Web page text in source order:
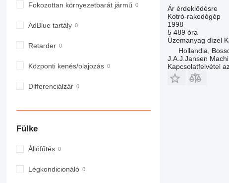
Fokozottan környezetbarát jármű
AdBlue tartály
Retarder
Központi kenés/olajozás
Differenciálzár
Fülke
Állófűtés
Légkondicionáló
Ár érdeklődésre
Kotró-rakodógép
1998
5 489 óra
Üzemanyag dízel
Hollandia,
J.A.J.Jansen
Kapcsolatfelvétel